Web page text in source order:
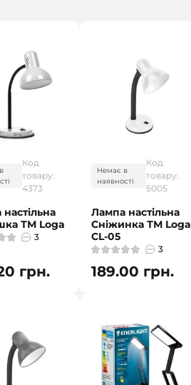
Код
товару:
4373
ТМ Loga
3
грн.
Немає в
наявності
Код
товару:
5005
Лампа настільна
Сніжинка ТМ Loga
CL-05
3
189.00 грн.